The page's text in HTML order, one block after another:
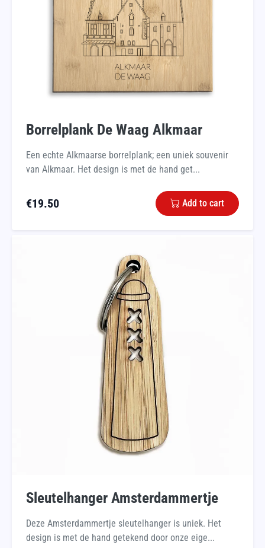
Borrelplank De Waag Alkmaar
Een echte Alkmaarse borrelplank; een uniek souvenir
van Alkmaar. Het design is met de hand get...
€19.50 Add to cart
Sleutelhanger Amsterdammertje
Deze Amsterdammertje sleutelhanger is uniek. Het
design is met de hand getekend door onze eige...